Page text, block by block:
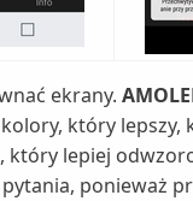
ekrany.
który lepszy,
który lepiej
ponieważ